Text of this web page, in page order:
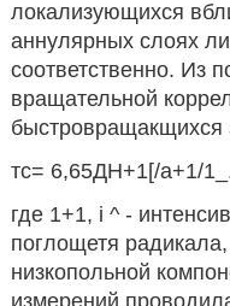
локализующихся
аннулярных слоях
соответственно. Из
вращательной
быстровращакщихся
тс= 6,65ДН+1[/а+1/
где 1+1, i ^ -
поглощетя
низкопольной
измерений